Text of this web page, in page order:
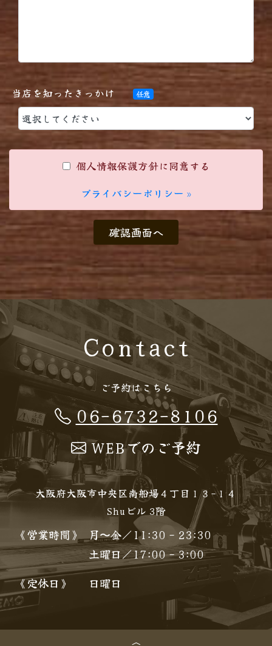
当店を知ったきっかけ 任意
個人情報保護方針に同意する
プライバシーポリシー »
確認画面へ
Contact
ご予約はこちら
06-6732-8106
WEBでのご予約
大阪府大阪市中央区南船場４丁目１３−１４
Shuビル 3階
《営業時間》
月〜金／11:30 - 23:30
土曜日／17:00 - 3:00
《定休日》
日曜日